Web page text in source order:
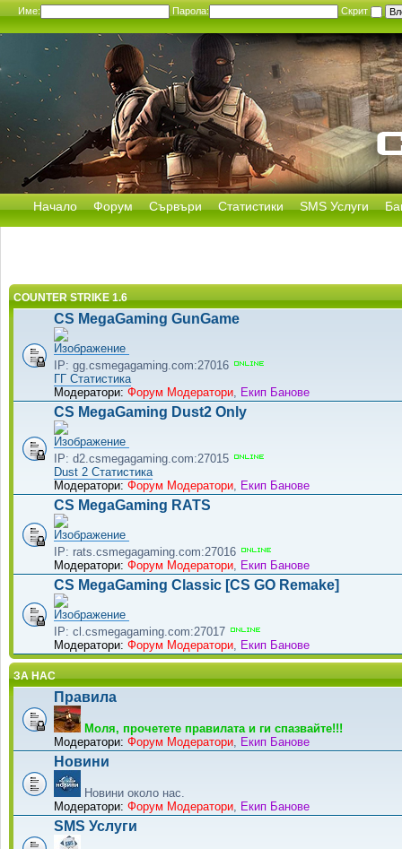
Име: Парола: Скрит
Начало Форум Сървъри Статистики SMS Услуги
COUNTER STRIKE 1.6
CS MegaGaming GunGame
IP: gg.csmegagaming.com:27016
ГГ Статистика
Модератори: Форум Модератори Екип Банове
CS MegaGaming Dust2 Only
IP: d2.csmegagaming.com:27015
Dust 2 Статистика
Модератори: Форум Модератори Екип Банове
CS MegaGaming RATS
IP: rats.csmegagaming.com:27016
Модератори: Форум Модератори Екип Банове
CS MegaGaming Classic [CS GO Remake]
IP: cl.csmegagaming.com:27017
Модератори: Форум Модератори Екип Банове
ЗА НАС
Правила
Моля, прочетете правилата и ги спазвайте!!!
Модератори: Форум Модератори Екип Банове
Новини
Новини около нас.
Модератори: Форум Модератори Екип Банове
SMS Услуги